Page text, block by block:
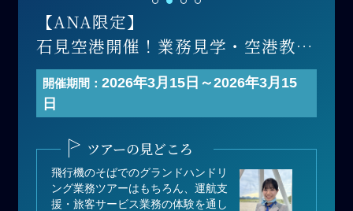
【ANA限定】
石見空港開催！業務見学・空港教室
ツアー
開催日 ：2026年3月15日(日)
寄付金額：60,000円（1組あたり）
募集人数：3名1組×2 最大6名
＊1組あたりの人数は3名以下でも寄
付可能
開催期間： 2026年3月15日～2026年3月15
日
ツアーの見どころ
飛行機のそばでのグランドハンドリ
ング業務ツアーはもちろん、運航支
援・旅客サービス業務の体験を通し